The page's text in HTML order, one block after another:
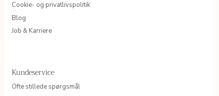
Cookie- og privatlivspolitik
Blog
Job & Karriere
Kundeservice
Ofte stillede spørgsmål